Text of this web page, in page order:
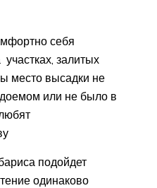
себя
участках, залитых
место высадки не
или не было в
подойдет
одинаково